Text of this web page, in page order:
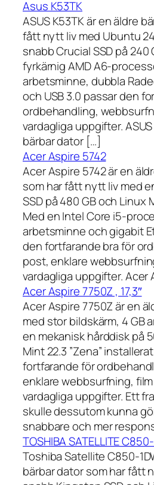
Asus K53TK
ASUS K53TK är en äldre
fått nytt liv med Ubuntu
snabb Crucial SSD på 240
fyrkärnig AMD A6-
arbetsminne, dubbla
och USB 3.0 passar den
ordbehandling,
vardagliga uppgifter.
bärbar dator […]
Acer Aspire 5742
Acer Aspire 5742 är en
som har fått nytt liv med
SSD på 480 GB och Linux
Med en Intel Core i5-
arbetsminne och gigabit
den fortfarande bra för
post, enklare
vardagliga uppgifter. Acer
Acer Aspire 7750Z , 17,3″
Acer Aspire 7750Z är en
med stor bildskärm, 4 GB
en mekanisk hårddisk på
Mint 22.3 ”Zena”
fortfarande för
enklare webbsurfning,
vardagliga uppgifter. Ett
skulle dessutom kunna
snabbare och mer
TOSHIBA SATELLITE
Toshiba Satellite C850-
bärbar dator som har fått